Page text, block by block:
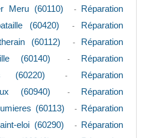
Meru (60110) -
Réparation
(60420)
-
Réparation
(60112)
-
Réparation
(60140)
-
Réparation
(60220)
-
Réparation
(60940)
-
Réparation
(60113)
-
Réparation
eloi (60290)
-
Réparation